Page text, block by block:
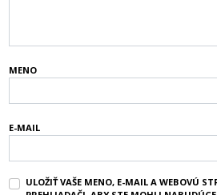
MENO
E-MAIL
ULOŽIŤ VAŠE MENO, E-MAIL A WEBOVÚ